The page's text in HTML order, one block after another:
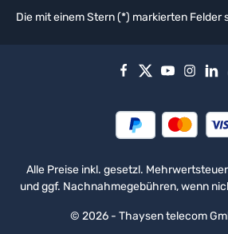
Die mit einem Stern (*) markierten Felder
© 2026 - Thaysen telecom
Alle Preise inkl. gesetzl.
und ggf. Nachnahmegebühren, wenn